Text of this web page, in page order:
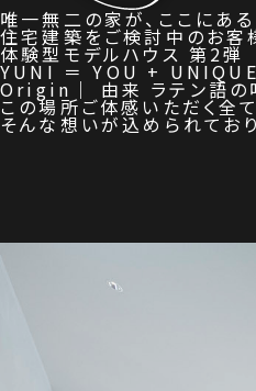
唯一無二の家が、 ここにある
住宅建築をご検討中のお客
体験型モデルハウス 第2弾
YUNI ＝ YOU + UNIQUE
Origin｜ 由来 ラテン語
この場所ご体感いただく全て
そんな想いが込められてお